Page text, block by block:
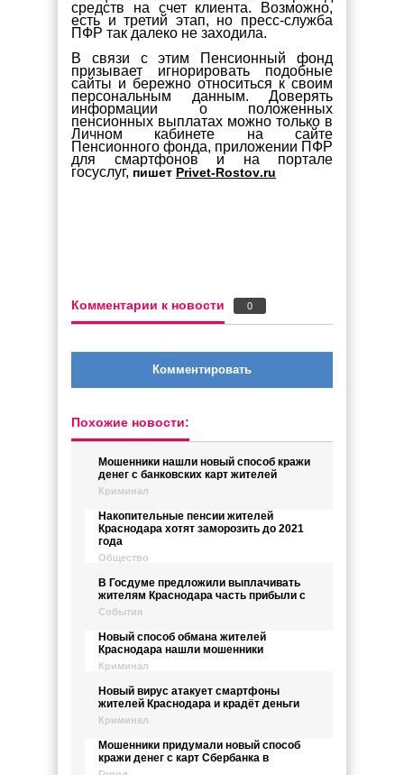
средств на счет клиента. Возможно,
есть и третий этап, но пресс-служба
ПФР так далеко не заходила.
В связи с этим Пенсионный фонд
призывает игнорировать подобные
сайты и бережно относиться к своим
персональным данным. Доверять
информации о положенных
пенсионных выплатах можно только в
Личном кабинете на сайте
Пенсионного фонда, приложении ПФР
для смартфонов и на портале
госуслуг, пишет Privet-Rostov.ru
Комментарии к новости 0
Комментировать
Похожие новости:
Мошенники нашли новый способ кражи
денег с банковских карт жителей
Криминал
Накопительные пенсии жителей
Краснодара хотят заморозить до 2021
года
Общество
В Госдуме предложили выплачивать
жителям Краснодара часть прибыли с
События
Новый способ обмана жителей
Краснодара нашли мошенники
Криминал
Новый вирус атакует смартфоны
жителей Краснодара и крадёт деньги
Криминал
Мошенники придумали новый способ
кражи денег с карт Сбербанка в